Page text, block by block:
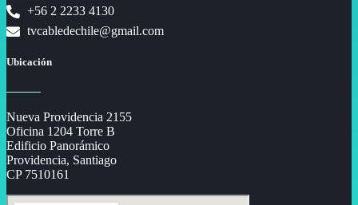
+56 2 2233 4130
tvcabledechile@gmail.com
Ubicación
Nueva Providencia 2155
Oficina 1204 Torre B
Edificio Panorámico
Providencia, Santiago
CP 7510161